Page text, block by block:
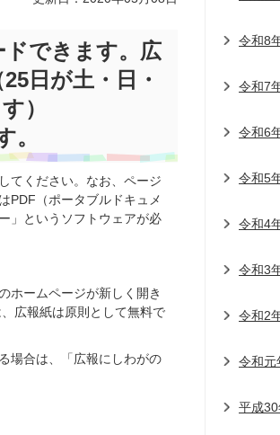
できます。広
日が土・日・
）
。
てください。なお、ページ
PDF（ポータブルドキュメ
」というソフトウェアが必
ホームページが新しく開き
広報紙は原則として無料で
場合は、「広報にしわがの
令和8
令和7
令和6
令和5
令和4
令和3
令和2
令和元
平成